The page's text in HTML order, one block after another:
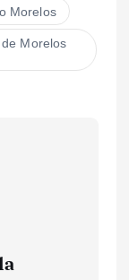
Morelos
Morelos